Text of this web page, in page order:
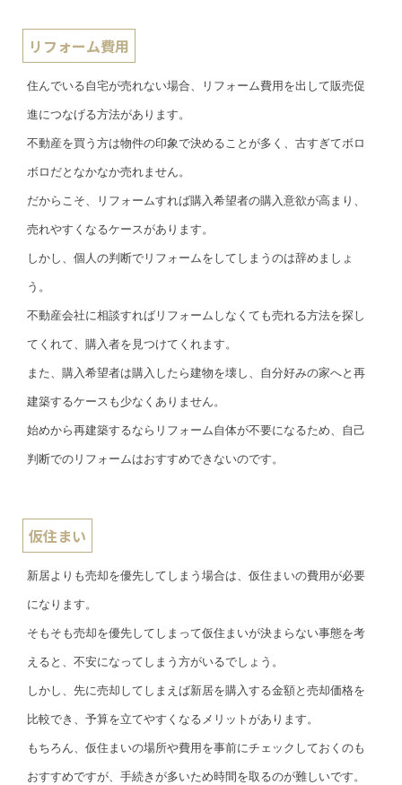
リフォーム費用
住んでいる自宅が売れない場合、リフォーム費用を出して販売促
進につなげる方法があります。
不動産を買う方は物件の印象で決めることが多く、古すぎてボロ
ボロだとなかなか売れません。
だからこそ、リフォームすれば購入希望者の購入意欲が高まり、
売れやすくなるケースがあります。
しかし、個人の判断でリフォームをしてしまうのは辞めましょ
う。
不動産会社に相談すればリフォームしなくても売れる方法を探し
てくれて、購入者を見つけてくれます。
また、購入希望者は購入したら建物を壊し、自分好みの家へと再
建築するケースも少なくありません。
始めから再建築するならリフォーム自体が不要になるため、自己
判断でのリフォームはおすすめできないのです。
仮住まい
新居よりも売却を優先してしまう場合は、仮住まいの費用が必要
になります。
そもそも売却を優先してしまって仮住まいが決まらない事態を考
えると、不安になってしまう方がいるでしょう。
しかし、先に売却してしまえば新居を購入する金額と売却価格を
比較でき、予算を立てやすくなるメリットがあります。
もちろん、仮住まいの場所や費用を事前にチェックしておくのも
おすすめですが、手続きが多いため時間を取るのが難しいです。